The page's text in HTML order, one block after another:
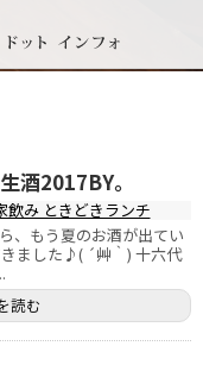
酒2017BY。
飲み ときどきランチ
、もう夏のお酒が出てい
ました♪( ´艸｀) 十六代
読む